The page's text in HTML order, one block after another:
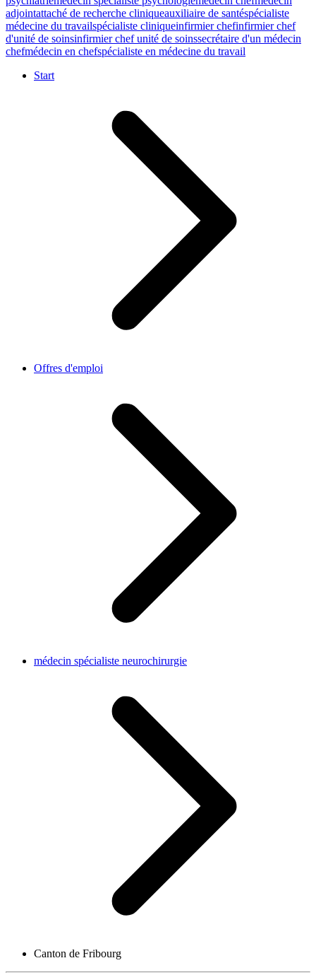
adjointattaché de recherche cliniqueauxiliaire de santéspécialiste
médecine du travailspécialiste cliniqueinfirmier chefinfirmier chef
d'unité de soinsinfirmier chef unité de soinssecrétaire d'un médecin
chefmédecin en chefspécialiste en médecine du travail
Start
Offres d'emploi
médecin spécialiste neurochirurgie
Canton de Fribourg